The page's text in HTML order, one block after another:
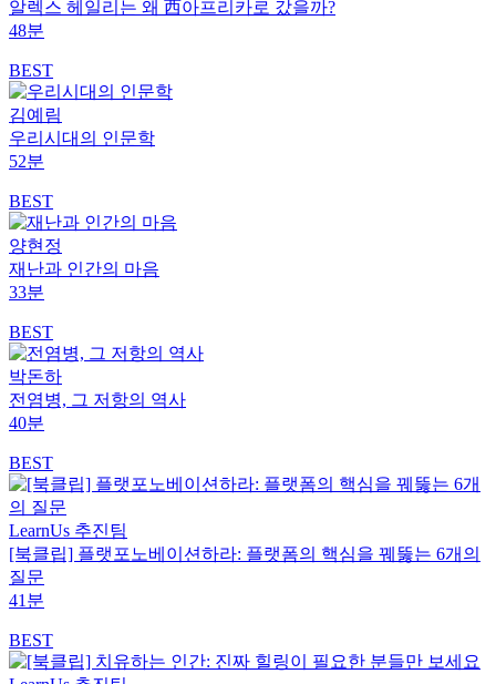
알렉스 헤일리는 왜 西아프리카로 갔을까?
48분
BEST
김예림
우리시대의 인문학
52분
BEST
양현정
재난과 인간의 마음
33분
BEST
박돈하
전염병, 그 저항의 역사
40분
BEST
LearnUs 추진팀
[북클립] 플랫포노베이션하라: 플랫폼의 핵심을 꿰뚫는 6개의
질문
41분
BEST